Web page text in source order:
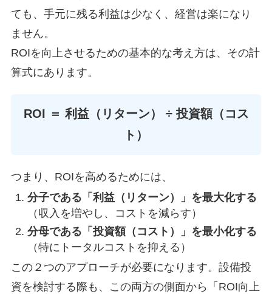
ても、手元に残る利益は少なく、経営は楽になり
ません。
ROIを向上させるための基本的な考え方は、その計
算式にあります。
ROI ＝ 利益（リターン） ÷ 投資額（コス
ト）
つまり、ROIを高めるためには、
分子である「利益（リターン）」を最大化する
（収入を増やし、コストを減らす）
分母である「投資額（コスト）」を最小化する
（特にトータルコストを抑える）
この２つのアプローチが必要になります。設備投
資を検討する際も、この両方の側面から「ROI向上